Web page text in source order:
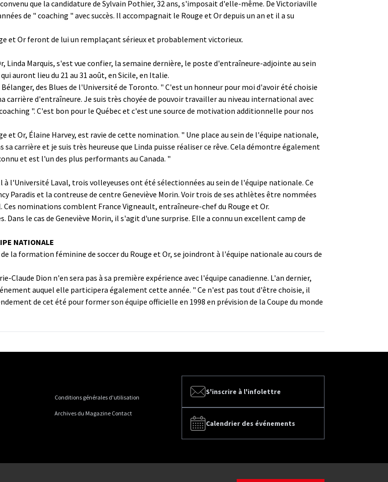
que la candidature de Sylvain Pothier, 32 ans, s'imposait d'elle-même. De Victoriaville
de " coaching " avec succès. Il accompagnait le Rouge et Or depuis un an et il a su
et Or feront de lui un remplaçant sérieux et probablement victorieux.
Marquis, s'est vue confier, la semaine dernière, le poste d'entraîneure-adjointe au sein
auront lieu du 21 au 31 août, en Sicile, en Italie.
des Blues de l'Université de Toronto. " C'est un honneur pour moi d'avoir été choisie
d'entraîneure. Je suis très choyée de pouvoir travailler au niveau international avec
". C'est bon pour le Québec et c'est une source de motivation additionnelle pour nos
et Or, Élaine Harvey, est ravie de cette nomination. " Une place au sein de l'équipe nationale,
carrière et je suis très heureuse que Linda puisse réaliser ce rêve. Cela démontre également
et est l'un des plus performants au Canada. "
l'Université Laval, trois volleyeuses ont été sélectionnées au sein de l'équipe nationale. Ce
Paradis et la contreuse de centre Geneviève Morin. Voir trois de ses athlètes être nommées
Ces nominations comblent France Vigneault, entraîneure-chef du Rouge et Or.
le cas de Geneviève Morin, il s'agit d'une surprise. Elle a connu un excellent camp de
NATIONALE
la formation féminine de soccer du Rouge et Or, se joindront à l'équipe nationale au cours de
Claude Dion n'en sera pas à sa première expérience avec l'équipe canadienne. L'an dernier,
auquel elle participera également cette année. " Ce n'est pas tout d'être choisie, il
de cet été pour former son équipe officielle en 1998 en prévision de la Coupe du monde
S'inscrire à l'infolettre
Calendrier des événements
Conditions générales d'utilisation
Archives du Magazine Contact